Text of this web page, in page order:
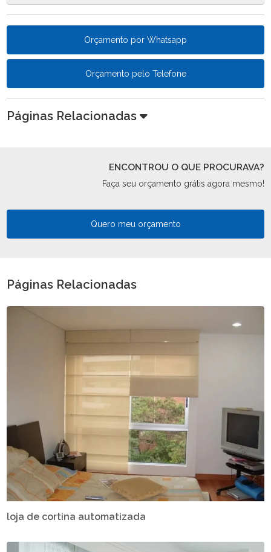
Orçamento por Whatsapp
Orçamento pelo Telefone
Páginas Relacionadas
ENCONTROU O QUE PROCURAVA?
Faça seu orçamento grátis agora mesmo!
Quero meu orçamento
Páginas Relacionadas
loja de cortina automatizada